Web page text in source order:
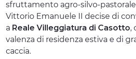
sfruttamento agro-silvo-
Vittorio Emanuele II decise di
a Reale Villeggiatura di Casotto,
valenza di residenza estiva e di
caccia.